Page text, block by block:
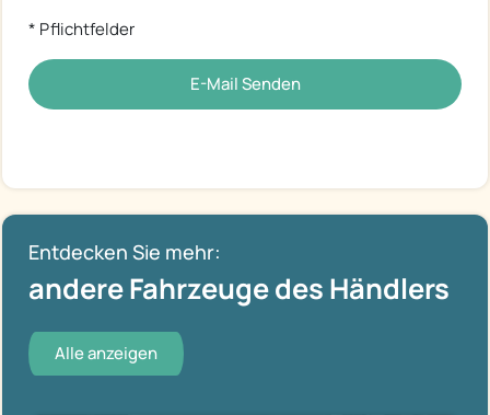
* Pflichtfelder
E-Mail Senden
Entdecken Sie mehr:
andere Fahrzeuge des Händlers
Alle anzeigen